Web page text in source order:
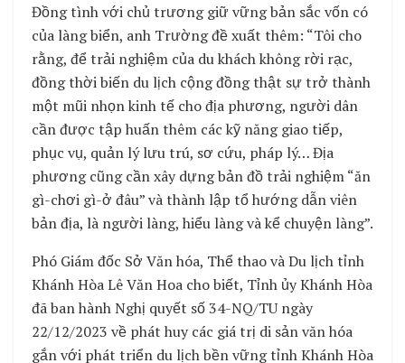
Đồng tình với chủ trương giữ vững bản sắc vốn có
của làng biển, anh Trường đề xuất thêm: “Tôi cho
rằng, để trải nghiệm của du khách không rời rạc,
đồng thời biến du lịch cộng đồng thật sự trở thành
một mũi nhọn kinh tế cho địa phương, người dân
cần được tập huấn thêm các kỹ năng giao tiếp,
phục vụ, quản lý lưu trú, sơ cứu, pháp lý… Địa
phương cũng cần xây dựng bản đồ trải nghiệm “ăn
gì-chơi gì-ở đâu” và thành lập tổ hướng dẫn viên
bản địa, là người làng, hiểu làng và kể chuyện làng”.
Phó Giám đốc Sở Văn hóa, Thể thao và Du lịch tỉnh
Khánh Hòa Lê Văn Hoa cho biết, Tỉnh ủy Khánh Hòa
đã ban hành Nghị quyết số 34-NQ/TU ngày
22/12/2023 về phát huy các giá trị di sản văn hóa
gắn với phát triển du lịch bền vững tỉnh Khánh Hòa